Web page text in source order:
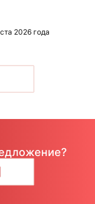
2026 года